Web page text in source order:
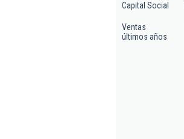
Capital Social
Ventas
últimos años